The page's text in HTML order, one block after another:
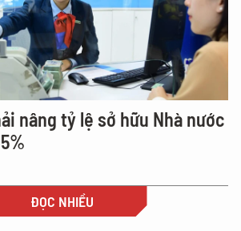
nâng tỷ lệ sở hữu Nhà nước
ĐỌC NHIỀU